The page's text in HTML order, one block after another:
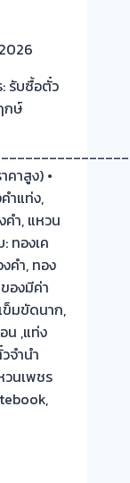
รับซื้อตั๋ว
กษ์
คาสูง) •
ำแท่ง,
ำ, แหวน
ทองเค
งคำ, ทอง
องมีค่า
ข็มขัดนาก,
น ,แท่ง
จำนำ
วนเพชร